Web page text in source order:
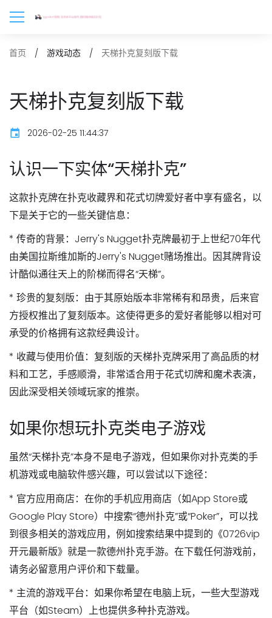
首页 游戏动态 天梯扑克复刻版下载
天梯扑克复刻版下载
2026-02-25 11:44:37
认识一下实体“天梯扑克”
这款扑克牌在扑克收藏界和花式切牌爱好者中享有盛名，以
下是关于它的一些关键信息：
* 传奇的背景：Jerry's Nugget扑克牌最初于上世纪70年代
由美国拉斯维加斯的Jerry's Nugget赌场推出。因其牌背设
计酷似通往天上的阶梯而得名“天梯”。
* 珍贵的复刻版：由于其原始版本非常稀有和昂贵，后来官
方授权推出了复刻版本。这使得更多的爱好者能够以相对可
承受的价格拥有这款经典设计。
* 收藏与使用价值：复刻版的天梯扑克牌采用了高品质的材
料和工艺，手感顺滑，非常适合用于花式切牌和魔术表演，
因此深受相关领域玩家的推崇。
如果你想玩扑克类电子游戏
虽然“天梯扑克”本身不是电子游戏，但如果你对扑克类的手
机游戏或电脑软件感兴趣，可以尝试以下途径：
* 官方应用商店：在你的手机应用商店（如App Store或
Google Play Store）中搜索“德州扑克”或“Poker”，可以找
到很多相关的游戏应用，例如搜索结果中提到的《0726vip
开元最新版》就是一款德州扑克手游。在下载任何游戏前，
请务必留意用户评价和下载量。
* 主流的游戏平台：如果你希望在电脑上玩，一些大型游戏
平台（如Steam）上也提供多种扑克游戏。